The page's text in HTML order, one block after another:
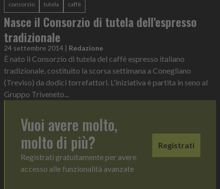
consorzio tutela caffè
Nasce il Consorzio di tutela dell'espresso
tradizionale
24 settembre 2014 | Redazione
È nato il Consorzio di tutela del caffè espresso italiano
tradizionale, costituito la scorsa settimana a Conegliano
(Treviso) da dodici torrefattori. L'iniziativa è partita in seno al
Gruppo Triveneto...
Vuoi avere molto,
molto di più?
Registrati gratuitamente per avere
accesso alle funzionalità avanzate
Registrati